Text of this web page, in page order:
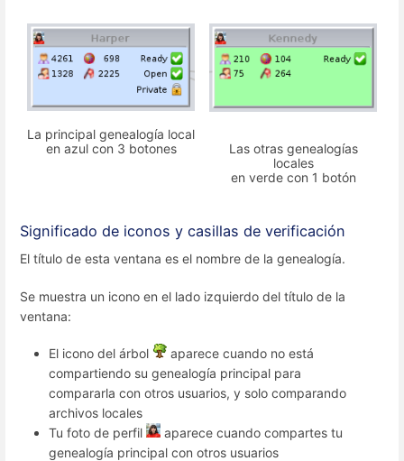
La principal genealogía local
en azul con 3 botones
Las otras genealogías
locales
en verde con 1 botón
Significado de iconos y casillas de verificación
El título de esta ventana es el nombre de la genealogía.
Se muestra un icono en el lado izquierdo del título de la
ventana:
El icono del árbol
aparece cuando no está
compartiendo su genealogía principal para
compararla con otros usuarios, y solo comparando
archivos locales
Tu foto de perfil
aparece cuando compartes tu
genealogía principal con otros usuarios